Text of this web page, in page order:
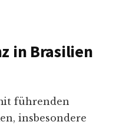
in Brasilien
führenden
insbesondere